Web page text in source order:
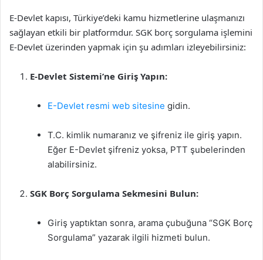
E-Devlet kapısı, Türkiye’deki kamu hizmetlerine ulaşmanızı
sağlayan etkili bir platformdur. SGK borç sorgulama işlemini
E-Devlet üzerinden yapmak için şu adımları izleyebilirsiniz:
E-Devlet Sistemi’ne Giriş Yapın:
E-Devlet resmi web sitesine gidin.
T.C. kimlik numaranız ve şifreniz ile giriş yapın.
Eğer E-Devlet şifreniz yoksa, PTT şubelerinden
alabilirsiniz.
SGK Borç Sorgulama Sekmesini Bulun:
Giriş yaptıktan sonra, arama çubuğuna “SGK Borç
Sorgulama” yazarak ilgili hizmeti bulun.